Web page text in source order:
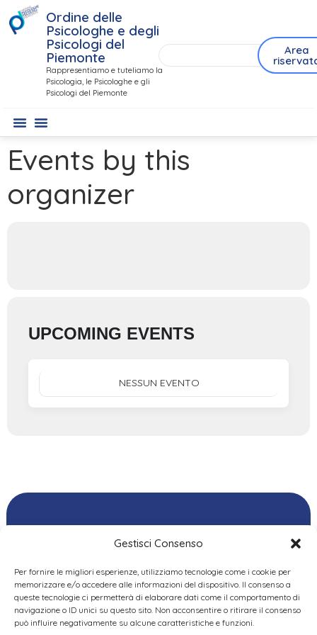
Gestisci Consenso
Per fornire le migliori esperienze, utilizziamo tecnologie come i cookie per
memorizzare e/o accedere alle informazioni del dispositivo. Il consenso a
queste tecnologie ci permetterà di elaborare dati come il comportamento di
navigazione o ID unici su questo sito. Non acconsentire o ritirare il consenso
può influire negativamente su alcune caratteristiche e funzioni.
Ordine delle
Psicologhe e degli
Psicologi del
Piemonte
Rappresentiamo e tuteliamo la
Psicologia, le Psicologhe e gli
Psicologi del Piemonte
Area
Events by this
organizer
UPCOMING EVENTS
NESSUN EVENTO
Privacy Policy|Cookie
Policy|Dichiarazione
Ordine delle
Psicologhe e degli
Psicologi del Piemonte
VIA GIANNONE 8A – 10121